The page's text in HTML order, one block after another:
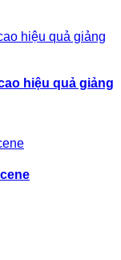
hiệu quả giảng